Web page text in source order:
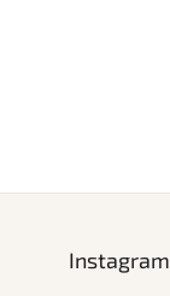
Instagram